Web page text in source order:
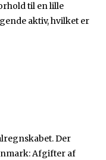
til en lille
aktiv, hvilket er
Der
Afgifter af